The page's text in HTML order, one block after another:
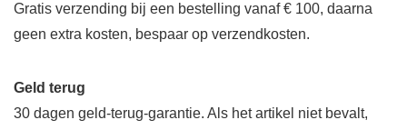
Gratis verzending bij een bestelling vanaf € 100, daarna
geen extra kosten, bespaar op verzendkosten.
Geld terug
30 dagen geld-terug-garantie. Als het artikel niet bevalt,